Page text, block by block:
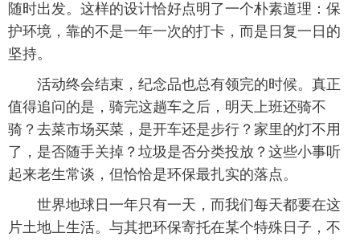
随时出发。这样的设计恰好点明了一个朴素道理：保
护环境，靠的不是一年一次的打卡，而是日复一日的
坚持。
活动终会结束，纪念品也总有领完的时候。真正
值得追问的是，骑完这趟车之后，明天上班还骑不
骑？去菜市场买菜，是开车还是步行？家里的灯不用
了，是否随手关掉？垃圾是否分类投放？这些小事听
起来老生常谈，但恰恰是环保最扎实的落点。
世界地球日一年只有一天，而我们每天都要在这
片土地上生活。与其把环保寄托在某个特殊日子，不